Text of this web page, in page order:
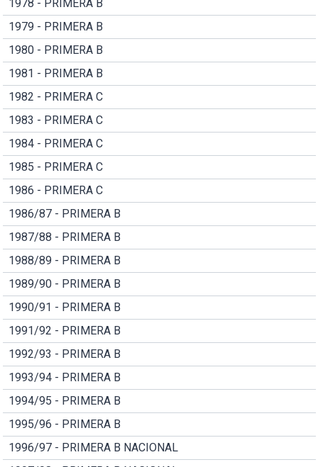
1978 - PRIMERA B
1979 - PRIMERA B
1980 - PRIMERA B
1981 - PRIMERA B
1982 - PRIMERA C
1983 - PRIMERA C
1984 - PRIMERA C
1985 - PRIMERA C
1986 - PRIMERA C
1986/87 - PRIMERA B
1987/88 - PRIMERA B
1988/89 - PRIMERA B
1989/90 - PRIMERA B
1990/91 - PRIMERA B
1991/92 - PRIMERA B
1992/93 - PRIMERA B
1993/94 - PRIMERA B
1994/95 - PRIMERA B
1995/96 - PRIMERA B
1996/97 - PRIMERA B NACIONAL